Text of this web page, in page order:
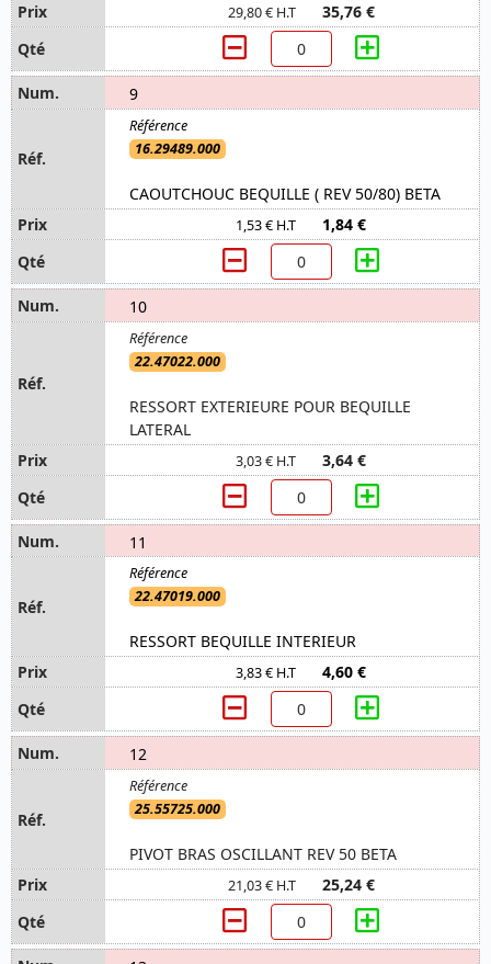
29,80 € H.T 35,76 €
9
16.29489.000
CAOUTCHOUC BEQUILLE ( REV 50/80) BETA
1,53 € H.T 1,84 €
10
22.47022.000
RESSORT EXTERIEURE POUR BEQUILLE
LATERAL
3,03 € H.T 3,64 €
11
22.47019.000
RESSORT BEQUILLE INTERIEUR
3,83 € H.T 4,60 €
12
25.55725.000
PIVOT BRAS OSCILLANT REV 50 BETA
21,03 € H.T 25,24 €